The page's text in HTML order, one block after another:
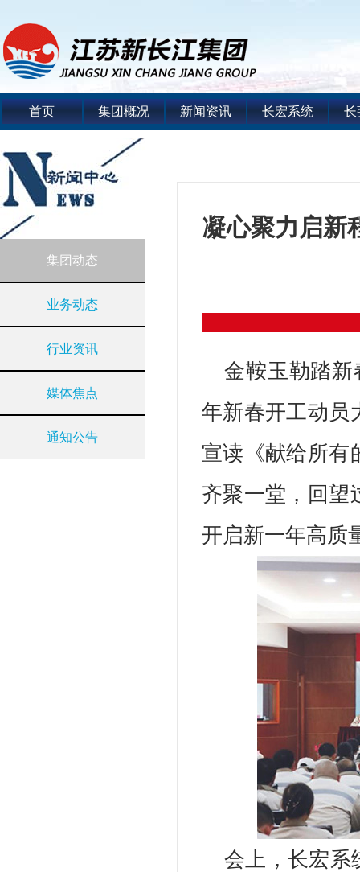
首页 集团概况 新闻资讯 长宏系统 长
集团动态
业务动态
行业资讯
媒体焦点
通知公告
凝心聚力启新
金鞍玉勒踏新
年新春开工动员
宣读《献给所有
齐聚一堂，回望
开启新一年高质
会上，长宏系